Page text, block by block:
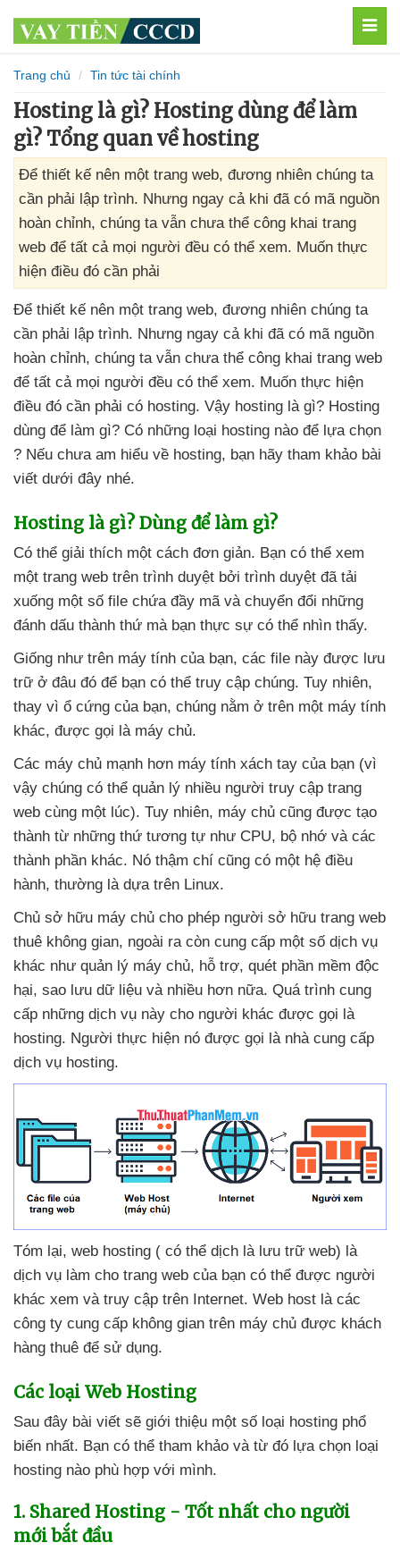
Trang chủ Tin tức tài chính
Hosting là gì? Hosting dùng để làm
gì? Tổng quan về hosting
Để thiết kế nên một trang web, đương nhiên chúng ta
cần phải lập trình. Nhưng ngay cả khi đã có mã nguồn
hoàn chỉnh, chúng ta vẫn chưa thể công khai trang
web để tất cả mọi người đều có thể xem. Muốn thực
hiện điều đó cần phải
Để thiết kế nên một trang web, đương nhiên chúng ta
cần phải lập trình. Nhưng ngay cả khi đã có mã nguồn
hoàn chỉnh, chúng ta vẫn chưa thể công khai trang web
để tất cả mọi người đều có thể xem. Muốn thực hiện
điều đó cần phải có hosting. Vậy hosting là gì? Hosting
dùng để làm gì? Có những loại hosting nào để lựa chọn
? Nếu chưa am hiểu về hosting, bạn hãy tham khảo bài
viết dưới đây nhé.
Hosting là gì? Dùng để làm gì?
Có thể giải thích một cách đơn giản. Bạn có thể xem
một trang web trên trình duyệt bởi trình duyệt đã tải
xuống một số file chứa đầy mã và chuyển đổi những
đánh dấu thành thứ mà bạn thực sự có thể nhìn thấy.
Giống như trên máy tính của bạn, các file này được lưu
trữ ở đâu đó để bạn có thể truy cập chúng. Tuy nhiên,
thay vì ổ cứng của bạn, chúng nằm ở trên một máy tính
khác, được gọi là máy chủ.
Các máy chủ mạnh hơn máy tính xách tay của bạn (vì
vậy chúng có thể quản lý nhiều người truy cập trang
web cùng một lúc). Tuy nhiên, máy chủ cũng được tạo
thành từ những thứ tương tự như CPU, bộ nhớ và các
thành phần khác. Nó thậm chí cũng có một hệ điều
hành, thường là dựa trên Linux.
Chủ sở hữu máy chủ cho phép người sở hữu trang web
thuê không gian, ngoài ra còn cung cấp một số dịch vụ
khác như quản lý máy chủ, hỗ trợ, quét phần mềm độc
hại, sao lưu dữ liệu và nhiều hơn nữa. Quá trình cung
cấp những dịch vụ này cho người khác được gọi là
hosting. Người thực hiện nó được gọi là nhà cung cấp
dịch vụ hosting.
Tóm lại, web hosting ( có thể dịch là lưu trữ web) là
dịch vụ làm cho trang web của bạn có thể được người
khác xem và truy cập trên Internet. Web host là các
công ty cung cấp không gian trên máy chủ được khách
hàng thuê để sử dụng.
Các loại Web Hosting
Sau đây bài viết sẽ giới thiệu một số loại hosting phổ
biến nhất. Bạn có thể tham khảo và từ đó lựa chọn loại
hosting nào phù hợp với mình.
1. Shared Hosting - Tốt nhất cho người
mới bắt đầu